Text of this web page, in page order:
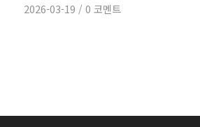
2026-03-19 / 0 코멘트